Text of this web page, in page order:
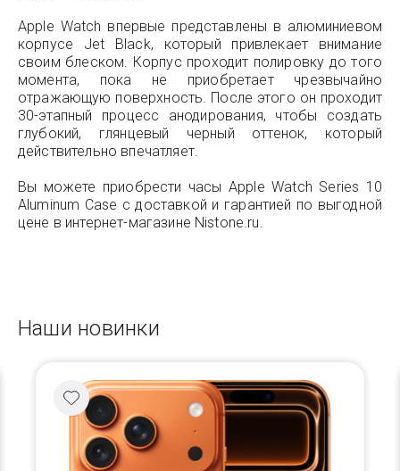
Apple Watch впервые представлены в алюминиевом
корпусе Jet Black, который привлекает внимание
своим блеском. Корпус проходит полировку до того
момента, пока не приобретает чрезвычайно
отражающую поверхность. После этого он проходит
30-этапный процесс анодирования, чтобы создать
глубокий, глянцевый черный оттенок, который
действительно впечатляет.
Вы можете приобрести часы Apple Watch Series 10
Aluminum Case с доставкой и гарантией по выгодной
цене в интернет-магазине Nistone.ru.
Наши новинки